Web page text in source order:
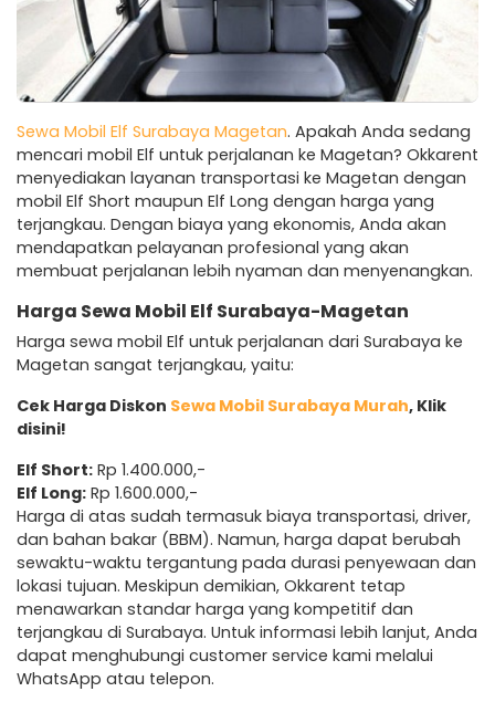
Sewa Mobil Elf Surabaya Magetan. Apakah Anda sedang
mencari mobil Elf untuk perjalanan ke Magetan? Okkarent
menyediakan layanan transportasi ke Magetan dengan
mobil Elf Short maupun Elf Long dengan harga yang
terjangkau. Dengan biaya yang ekonomis, Anda akan
mendapatkan pelayanan profesional yang akan
membuat perjalanan lebih nyaman dan menyenangkan.
Harga Sewa Mobil Elf Surabaya-Magetan
Harga sewa mobil Elf untuk perjalanan dari Surabaya ke
Magetan sangat terjangkau, yaitu:
Cek Harga Diskon Sewa Mobil Surabaya Murah, Klik
disini!
Elf Short: Rp 1.400.000,-
Elf Long: Rp 1.600.000,-
Harga di atas sudah termasuk biaya transportasi, driver,
dan bahan bakar (BBM). Namun, harga dapat berubah
sewaktu-waktu tergantung pada durasi penyewaan dan
lokasi tujuan. Meskipun demikian, Okkarent tetap
menawarkan standar harga yang kompetitif dan
terjangkau di Surabaya. Untuk informasi lebih lanjut, Anda
dapat menghubungi customer service kami melalui
WhatsApp atau telepon.